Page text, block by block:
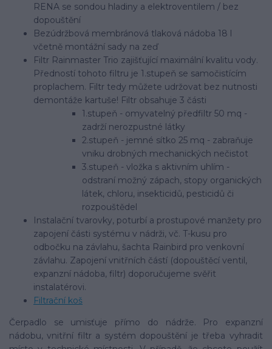
RENA se sondou hladiny a elektroventilem / bez
dopouštění
Bezúdržbová membránová tlaková nádoba 18 l
včetně montážní sady na zeď
Filtr Rainmaster Trio zajišťující maximální kvalitu vody.
Předností tohoto filtru je 1.stupeň se samočistícím
proplachem. Filtr tedy můžete udržovat bez nutnosti
demontáže kartuše! Filtr obsahuje 3 části
1.stupeň - omyvatelný předfiltr 50 mq -
zadrží nerozpustné látky
2.stupeň - jemné sítko 25 mq - zabraňuje
vniku drobných mechanických nečistot
3.stupeň - vložka s aktivním uhlím -
odstraní možný zápach, stopy organických
látek, chloru, insekticidů, pesticidů či
rozpouštědel
Instalační tvarovky, poturbí a prostupové manžety pro
zapojení části systému v nádrži, vč. T-kusu pro
odbočku na závlahu, šachta Rainbird pro venkovní
závlahu. Zapojení vnitřních částí (dopouštěcí ventil,
expanzní nádoba, filtr) doporučujeme svěřit
instalatérovi.
Filtrační koš
Čerpadlo se umisťuje přímo do nádrže. Pro expanzní
nádobu, vnitřní filtr a systém dopouštění je třeba vyhradit